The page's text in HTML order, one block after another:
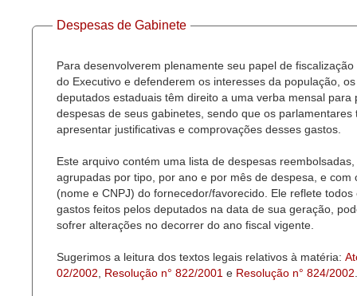
Perguntas frequentes
Despesas de Gabinete
Para desenvolverem plenamente seu papel de fiscalização
do Executivo e defenderem os interesses da população, os
deputados estaduais têm direito a uma verba mensal para
despesas de seus gabinetes, sendo que os parlamentares
apresentar justificativas e comprovações desses gastos.
Este arquivo contém uma lista de despesas reembolsadas,
agrupadas por tipo, por ano e por mês de despesa, e com
(nome e CNPJ) do fornecedor/favorecido. Ele reflete todos
gastos feitos pelos deputados na data de sua geração,
sofrer alterações no decorrer do ano fiscal vigente.
Sugerimos a leitura dos textos legais relativos à matéria:
02/2002
Resolução n° 822/2001 e Resolução n° 824/2002